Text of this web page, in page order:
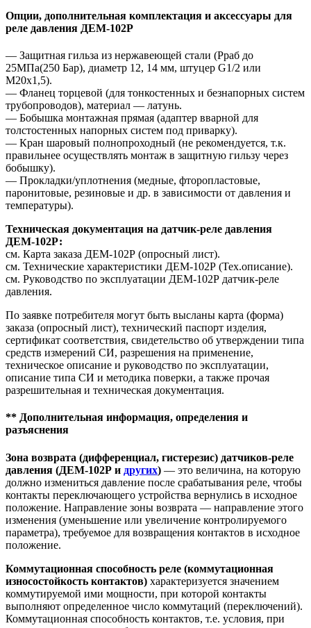
Опции, дополнительная комплектация и аксессуары для
реле давления ДЕМ-102Р
— Защитная гильза из нержавеющей стали (Рраб до
25МПа(250 Бар), диаметр 12, 14 мм, штуцер G1/2 или
М20х1,5).
— Фланец торцевой (для тонкостенных и безнапорных систем
трубопроводов), материал — латунь.
— Бобышка монтажная прямая (адаптер вварной для
толстостенных напорных систем под приварку).
— Кран шаровый полнопроходный (не рекомендуется, т.к.
правильнее осуществлять монтаж в защитную гильзу через
бобышку).
— Прокладки/уплотнения (медные, фторопластовые,
паронитовые, резиновые и др. в зависимости от давления и
температуры).
Техническая документация на датчик-реле давления
ДЕМ-102Р:
см. Карта заказа ДЕМ-102Р (опросный лист).
см. Технические характеристики ДЕМ-102Р (Тех.описание).
см. Руководство по эксплуатации ДЕМ-102Р датчик-реле
давления.
По заявке потребителя могут быть высланы карта (форма)
заказа (опросный лист), технический паспорт изделия,
сертификат соответствия, свидетельство об утверждении типа
средств измерений СИ, разрешения на применение,
техническое описание и руководство по эксплуатации,
описание типа СИ и методика поверки, а также прочая
разрешительная и техническая документация.
** Дополнительная информация, определения и
разъяснения
Зона возврата (дифференциал, гистерезис) датчиков-реле
давления (ДЕМ-102Р и других) — это величина, на которую
должно измениться давление после срабатывания реле, чтобы
контакты переключающего устройства вернулись в исходное
положение. Направление зоны возврата — направление этого
изменения (уменьшение или увеличение контролируемого
параметра), требуемое для возвращения контактов в исходное
положение.
Коммутационная способность реле (коммутационная
износостойкость контактов) характеризуется значением
коммутируемой ими мощности, при которой контакты
выполняют определенное число коммутаций (переключений).
Коммутационная способность контактов, т.е. условия, при